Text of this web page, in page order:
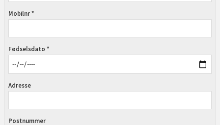
Mobilnr *
Fødselsdato *
Adresse
Postnummer